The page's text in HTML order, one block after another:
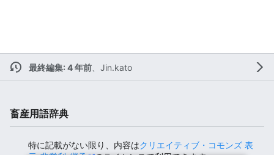
最終編集: 4 年前、 Jin.kato
畜産用語辞典
特に記載がない限り、内容はクリエイティブ・コモンズ 表